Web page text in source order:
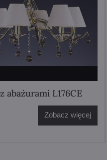
abażurami L176CE
Zobacz więcej